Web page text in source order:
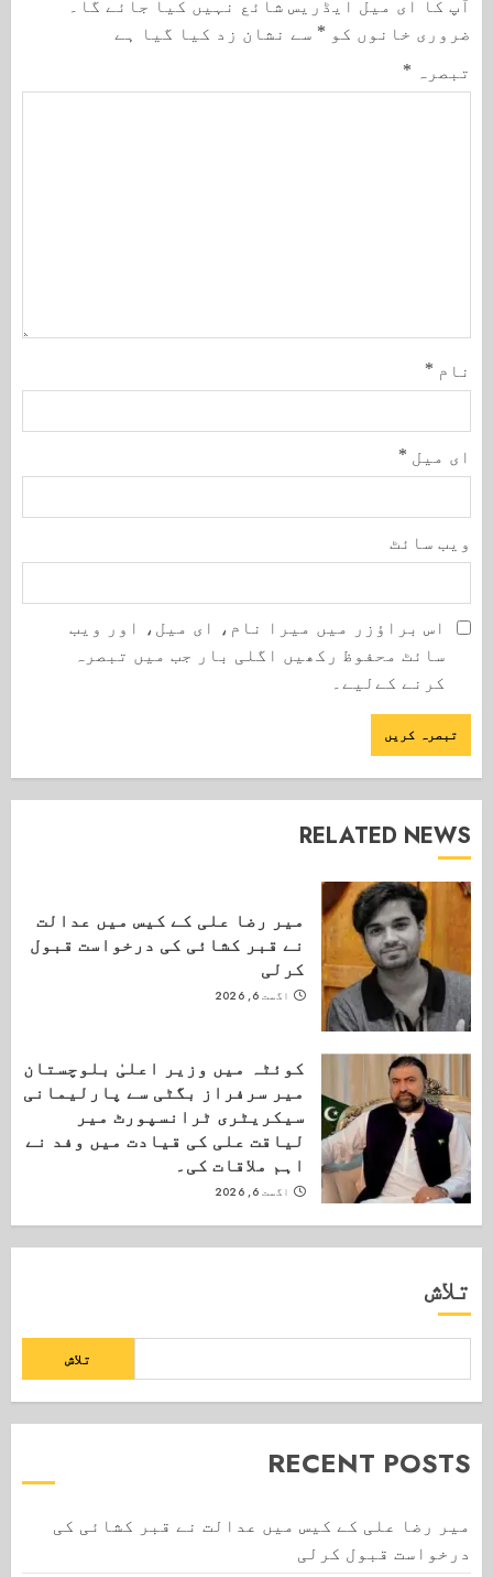
آپ کا ای میل ایڈریس شائع نہیں کیا جائے گا۔
ضروری خانوں کو * سے نشان زد کیا گیا ہے
تبصرہ *
نام *
ای میل *
ویب‌ سائٹ
اس براؤزر میں میرا نام، ای میل، اور ویب
سائٹ محفوظ رکھیں اگلی بار جب میں تبصرہ
کرنے کےلیے۔
RELATED NEWS
میر رضا علی کے کیس میں عدالت
نے قبر کشائی کی درخواست قبول
کرلی
اگست 6, 2026
کوئٹہ میں وزیر اعلیٰ بلوچستان
میر سرفراز بگٹی سے پارلیمانی
سیکریٹری ٹرانسپورٹ میر
لیاقت علی کی قیادت میں وفد نے
اہم ملاقات کی۔
اگست 6, 2026
تلاش
تلاش
RECENT POSTS
میر رضا علی کے کیس میں عدالت نے قبر کشائی کی
درخواست قبول کرلی